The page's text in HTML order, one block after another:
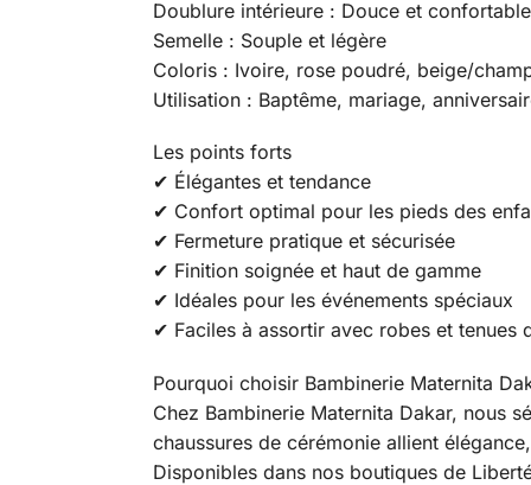
Doublure intérieure : Douce et confortable
Semelle : Souple et légère
Coloris : Ivoire, rose poudré, beige/
Utilisation : Baptême, mariage,
Les points forts
✔ Élégantes et tendance
✔ Confort optimal pour les pieds des
✔ Fermeture pratique et sécurisée
✔ Finition soignée et haut de gamme
✔ Idéales pour les événements spéciaux
✔ Faciles à assortir avec robes et tenues
Pourquoi choisir Bambinerie Maternita
Chez Bambinerie Maternita Dakar, nous
chaussures de cérémonie allient
Disponibles dans nos boutiques de